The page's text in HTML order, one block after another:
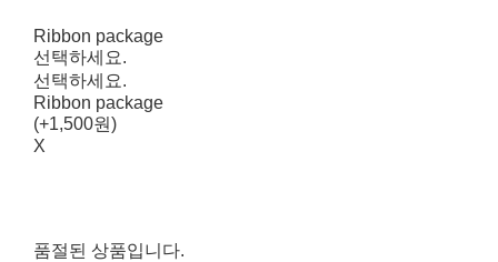
Ribbon package
선택하세요.
선택하세요.
Ribbon package
(+1,500원)
X
품절된 상품입니다.